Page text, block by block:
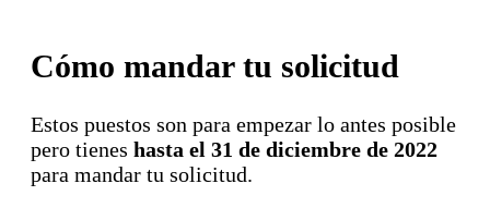
Cómo mandar tu solicitud
Estos puestos son para empezar lo antes posible
pero tienes hasta el 31 de diciembre de 2022
para mandar tu solicitud.